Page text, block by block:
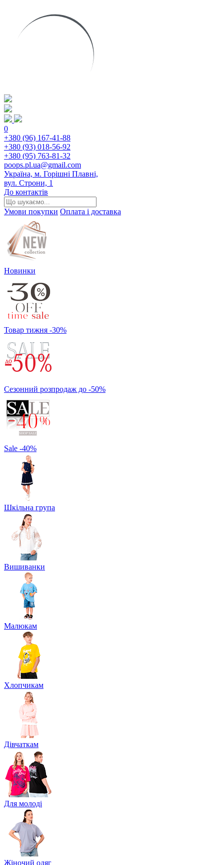
0
+380 (96) 167-41-88
+380 (93) 018-56-92
+380 (95) 763-81-32
poops.pl.ua@gmail.com
Україна, м. Горішні Плавні,
вул. Строни, 1
До контактів
Умови покупки Оплата і доставка
Новинки
Товар тижня -30%
Сезонний розпродаж до -50%
Sale -40%
Шкільна група
Вишиванки
Малюкам
Хлопчикам
Дівчаткам
Для молоді
Жіночий одяг